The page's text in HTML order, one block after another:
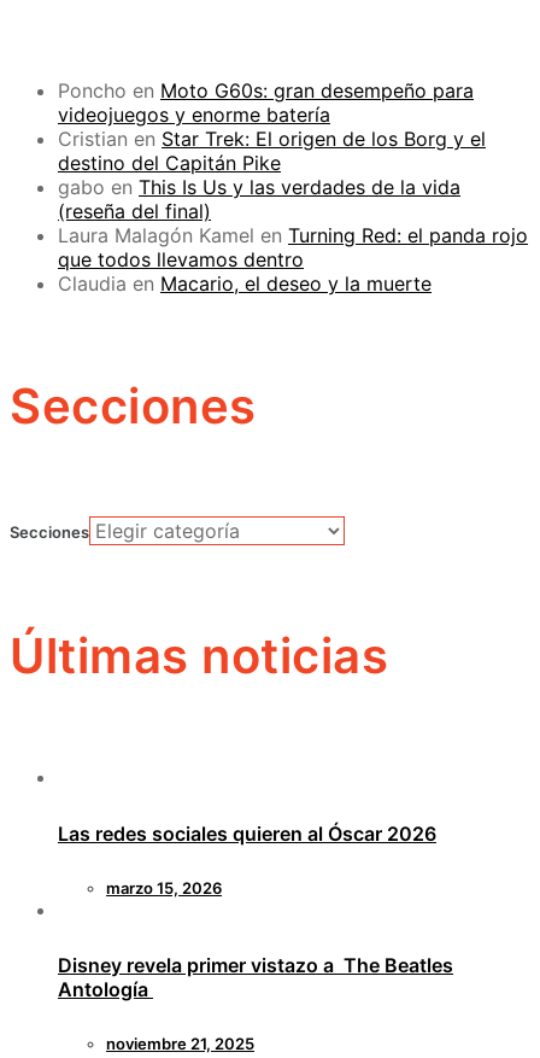
Poncho en Moto G60s: gran desempeño para
videojuegos y enorme batería
Cristian en Star Trek: El origen de los Borg y el
destino del Capitán Pike
gabo en This Is Us y las verdades de la vida
(reseña del final)
Laura Malagón Kamel en Turning Red: el panda rojo
que todos llevamos dentro
Claudia en Macario, el deseo y la muerte
Secciones
Secciones
Últimas noticias
Las redes sociales quieren al Óscar 2026
marzo 15, 2026
Disney revela primer vistazo a The Beatles
Antología
noviembre 21, 2025